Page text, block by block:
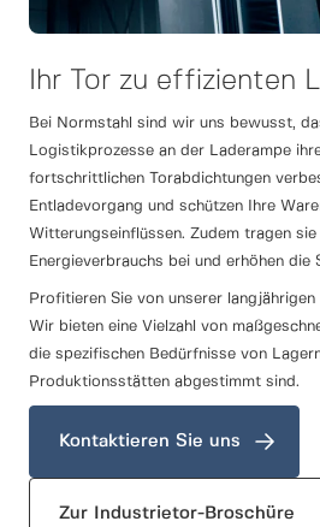
Ihr Tor zu effizienten
Bei Normstahl sind wir uns bewusst,
Logistikprozesse an der Laderampe
fortschrittlichen Torabdichtungen
Entladevorgang und schützen Ihre
Witterungseinflüssen. Zudem tragen sie
Energieverbrauchs bei und erhöhen die
Profitieren Sie von unserer
Wir bieten eine Vielzahl von
die spezifischen Bedürfnisse von
Produktionsstätten abgestimmt sind.
Kontaktieren Sie uns
Zur Industrietor-Broschüre